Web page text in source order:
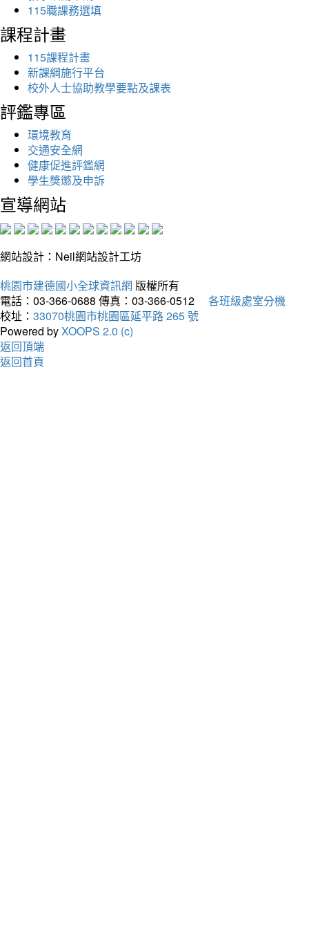
115職課務選填
課程計畫
115課程計畫
新課綱施行平台
校外人士協助教學要點及課表
評鑑專區
環境教育
交通安全網
健康促進評鑑網
學生獎懲及申訴
宣導網站
網站設計：Neil網站設計工坊
桃園市建德國小全球資訊網 版權所有
電話：03-366-0688 傳真：03-366-0512
各班級處室分機
校址： 33070桃園市桃園區延平路 265 號
Powered byXOOPS 2.0 (c)
返回頂端
返回首頁